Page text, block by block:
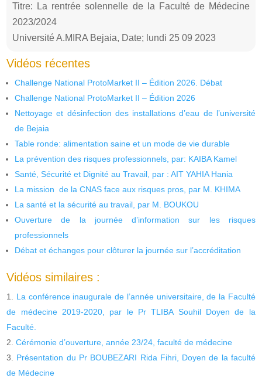
Titre: La rentrée solennelle de la Faculté de Médecine
2023/2024
Université A.MIRA Bejaia, Date; lundi 25 09 2023
Vidéos récentes
Challenge National ProtoMarket II – Édition 2026. Débat
Challenge National ProtoMarket II – Édition 2026
Nettoyage et désinfection des installations d’eau de l’université
de Bejaia
Table ronde: alimentation saine et un mode de vie durable
La prévention des risques professionnels, par: KAIBA Kamel
Santé, Sécurité et Dignité au Travail, par : AIT YAHIA Hania
La mission de la CNAS face aux risques pros, par M. KHIMA
La santé et la sécurité au travail, par M. BOUKOU
Ouverture de la journée d’information sur les risques
professionnels
Débat et échanges pour clôturer la journée sur l’accréditation
Vidéos similaires :
La conférence inaugurale de l’année universitaire, de la Faculté
de médecine 2019-2020, par le Pr TLIBA Souhil Doyen de la
Faculté.
Cérémonie d’ouverture, année 23/24, faculté de médecine
Présentation du Pr BOUBEZARI Rida Fihri, Doyen de la faculté
de Médecine